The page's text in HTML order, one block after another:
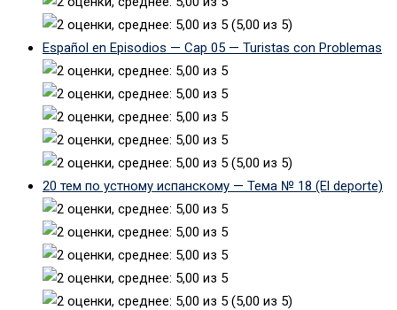
(5,00 из 5)
Español en Episodios — Cap 05 — Turistas con Problemas
(5,00 из 5)
20 тем по устному испанскому — Тема № 18 (El deporte)
(5,00 из 5)